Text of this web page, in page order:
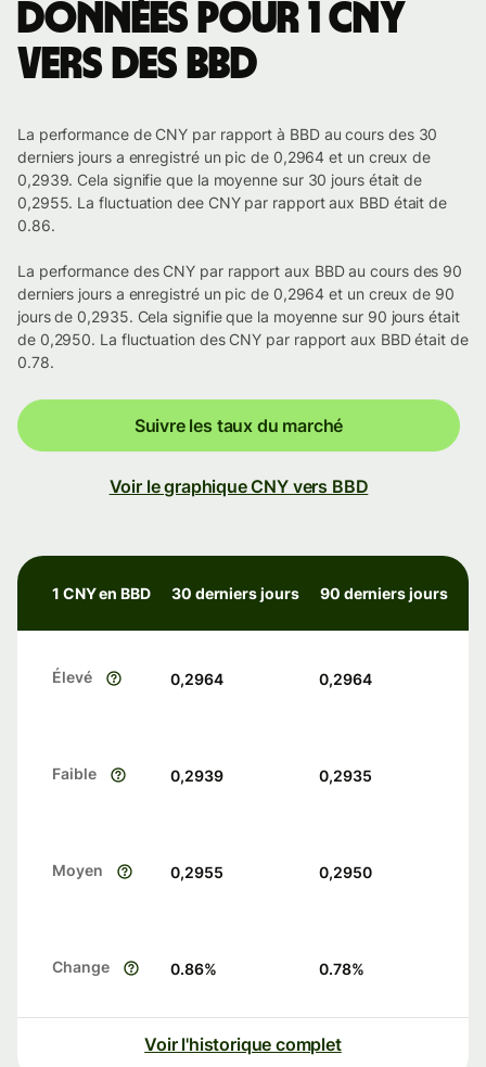
Données pour 1 CNY
vers des BBD
La performance de CNY par rapport à BBD au cours des 30
derniers jours a enregistré un pic de 0,2964 et un creux de
0,2939. Cela signifie que la moyenne sur 30 jours était de
0,2955. La fluctuation dee CNY par rapport aux BBD était de
0.86.
La performance des CNY par rapport aux BBD au cours des 90
derniers jours a enregistré un pic de 0,2964 et un creux de 90
jours de 0,2935. Cela signifie que la moyenne sur 90 jours était
de 0,2950. La fluctuation des CNY par rapport aux BBD était de
0.78.
Suivre les taux du marché
Voir le graphique CNY vers BBD
1 CNY en BBD 30 derniers jours 90 derniers jours
Élevé 0,2964 0,2964
Faible 0,2939 0,2935
Moyen 0,2955 0,2950
Change 0.86% 0.78%
Voir l'historique complet